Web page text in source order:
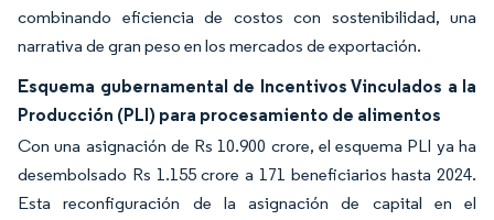
combinando eficiencia de costos con sostenibilidad, una
narrativa de gran peso en los mercados de exportación.
Esquema gubernamental de Incentivos Vinculados a la
Producción (PLI) para procesamiento de alimentos
Con una asignación de Rs 10.900 crore, el esquema PLI ya ha
desembolsado Rs 1.155 crore a 171 beneficiarios hasta 2024.
Esta reconfiguración de la asignación de capital en el